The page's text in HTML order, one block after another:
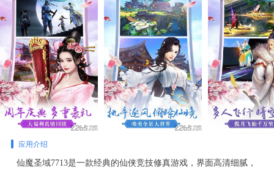
应用介绍
仙魔圣域7713是一款经典的仙侠竞技修真游戏，界面高清细腻，